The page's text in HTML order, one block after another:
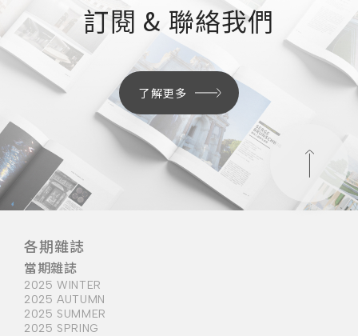
訂閱 & 聯絡我們
了解更多
各期雜誌
當期雜誌
2025 WINTER
2025 AUTUMN
2025 SUMMER
2025 SPRING